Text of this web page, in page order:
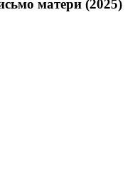
матери (2025)